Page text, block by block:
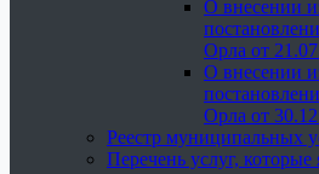
О внесении
Орла от
О внесении
Орла от
Реестр муниципальных
Перечень услуг,